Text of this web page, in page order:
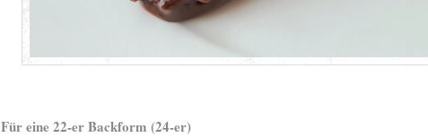
Für eine 22-er Backform (24-er)